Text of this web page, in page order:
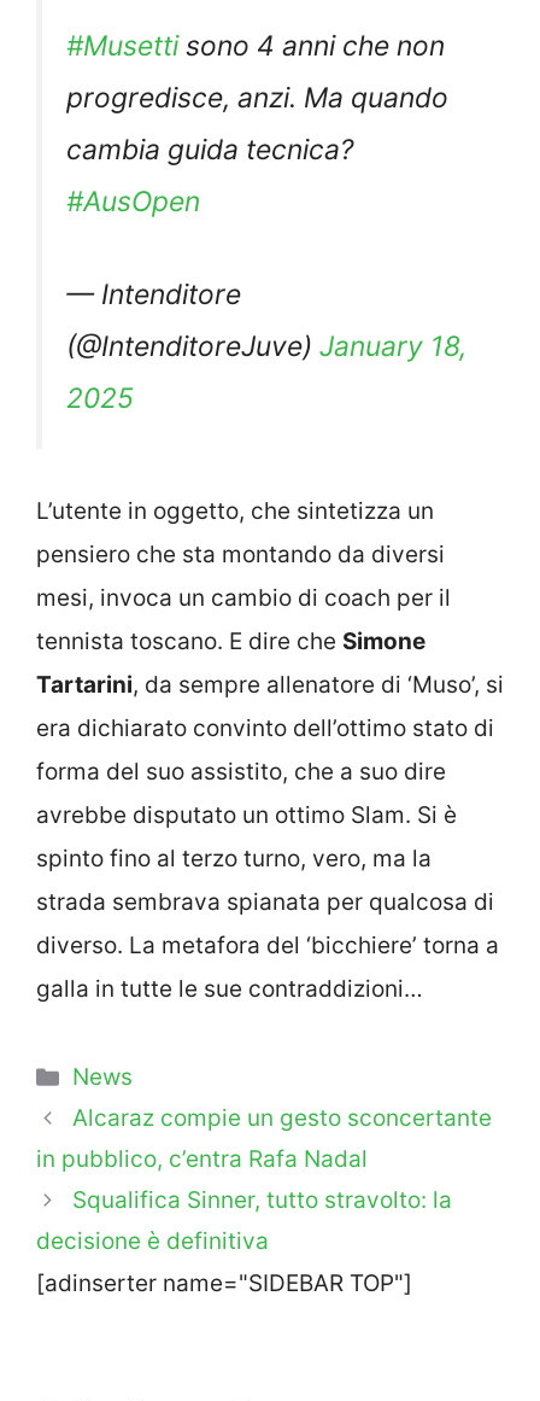
#Musettisono 4 anni che non
progredisce, anzi. Ma quando
cambia guida tecnica?
#AusOpen
— Intenditore
(@IntenditoreJuve) January 18,
2025
L’utente in oggetto, che sintetizza un
pensiero che sta montando da diversi
mesi, invoca un cambio di coach per il
tennista toscano. E dire che Simone
Tartarini, da sempre allenatore di ‘Muso’, si
era dichiarato convinto dell’ottimo stato di
forma del suo assistito, che a suo dire
avrebbe disputato un ottimo Slam. Si è
spinto fino al terzo turno, vero, ma la
strada sembrava spianata per qualcosa di
diverso. La metafora del ‘bicchiere’ torna a
galla in tutte le sue contraddizioni…
Categorie
News
Alcaraz compie un gesto sconcertante
in pubblico, c’entra Rafa Nadal
Squalifica Sinner, tutto stravolto: la
decisione è definitiva
[adinserter name="SIDEBAR TOP"]